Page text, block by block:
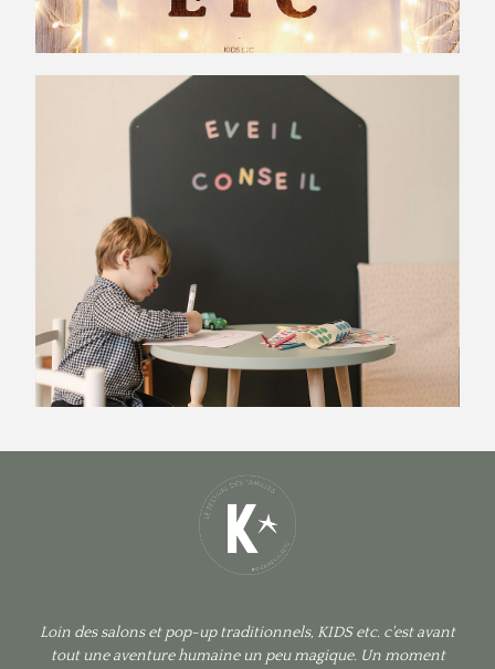
Loin des salons et pop-up traditionnels, KIDS etc. c'est avant
tout une aventure humaine un peu magique. Un moment